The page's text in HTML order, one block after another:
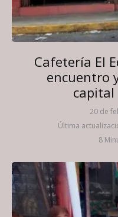
Cafetería El
encuentro
capital
20 de
Última
8